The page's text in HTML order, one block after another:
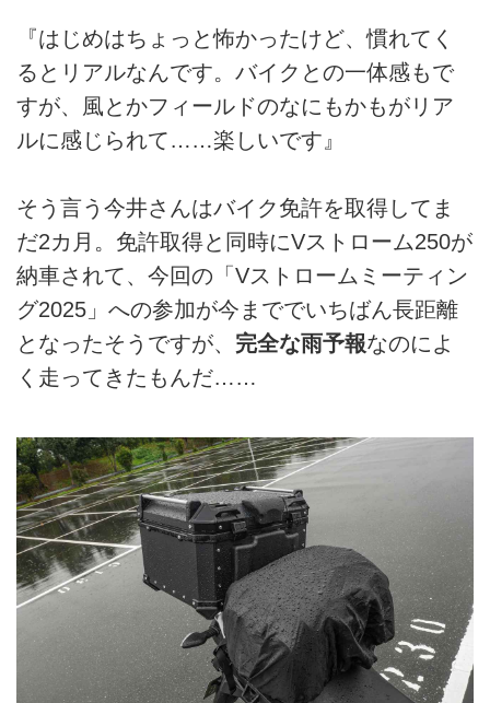
『はじめはちょっと怖かったけど、慣れてく
るとリアルなんです。バイクとの一体感もで
すが、風とかフィールドのなにもかもがリア
ルに感じられて……楽しいです』
そう言う今井さんはバイク免許を取得してま
だ2カ月。免許取得と同時にVストローム250が
納車されて、今回の「Vストロームミーティン
グ2025」への参加が今まででいちばん長距離
となったそうですが、 完全な雨予報なのによ
く走ってきたもんだ……